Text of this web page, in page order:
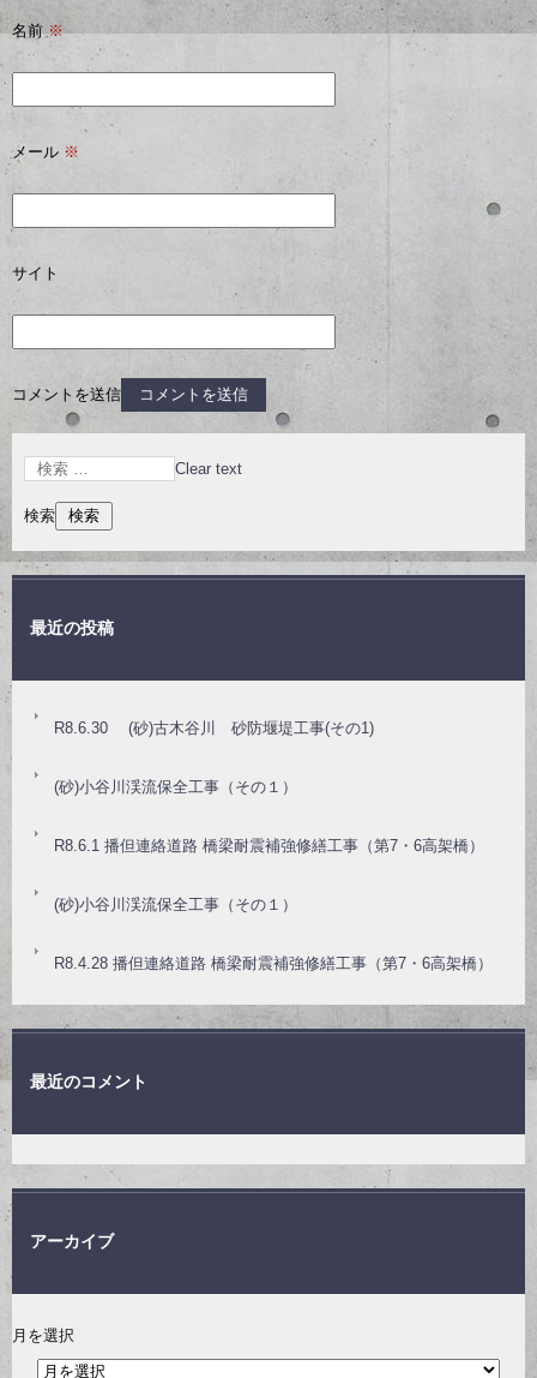
名前※
メール ※
サイト
コメントを送信
Clear text
検索
最近の投稿
R8.6.30 (砂)古木谷川 砂防堰堤工事(その1)
(砂)小谷川渓流保全工事（その１）
R8.6.1 播但連絡道路 橋梁耐震補強修繕工事（第7・6高架橋）
(砂)小谷川渓流保全工事（その１）
R8.4.28 播但連絡道路 橋梁耐震補強修繕工事（第7・6高架橋）
最近のコメント
アーカイブ
月を選択